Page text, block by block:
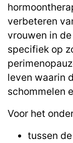
verbeteren
vrouwen in
specifiek op
leven waarin
schommelen
Voor het
tussen